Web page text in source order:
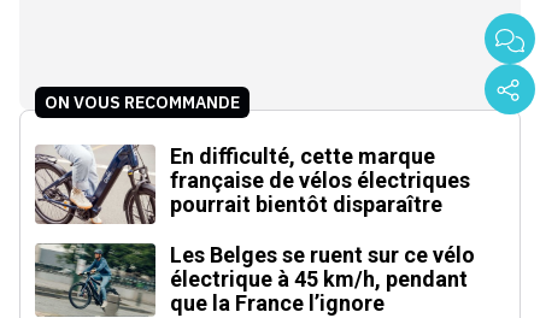
ON VOUS RECOMMANDE
En difficulté, cette marque
française de vélos électriques
pourrait bientôt disparaître
Les Belges se ruent sur ce vélo
électrique à 45 km/h, pendant
que la France l’ignore